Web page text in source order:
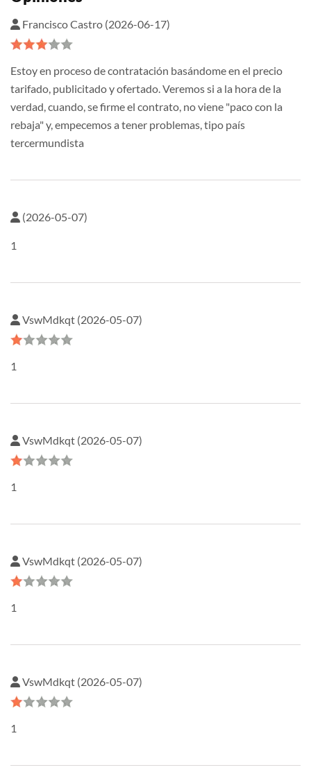
Francisco Castro (2026-06-17)
Estoy en proceso de contratación basándome en el precio
tarifado, publicitado y ofertado. Veremos si a la hora de la
verdad, cuando, se firme el contrato, no viene "paco con la
rebaja" y, empecemos a tener problemas, tipo país
tercermundista
(2026-05-07)
1
VswMdkqt (2026-05-07)
1
VswMdkqt (2026-05-07)
1
VswMdkqt (2026-05-07)
1
VswMdkqt (2026-05-07)
1